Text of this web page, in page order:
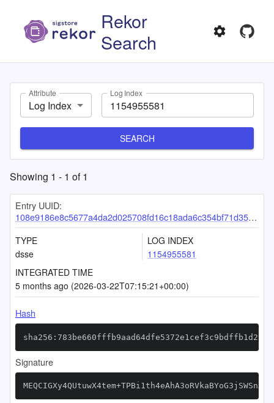
Rekor
Search
Attribute
Log Index
Log Index
SEARCH
Showing 1 - 1 of1
Entry UUID:
108e9186e8c5677a4da2d025708fd16c18ada6c354bf71d354fc2cf29b6801c49520550902ab0cda
TYPE
dsse
LOG INDEX
1154955581
INTEGRATED TIME
5 months ago (2026-03-22T07:15:21+00:00)
Hash
Signature